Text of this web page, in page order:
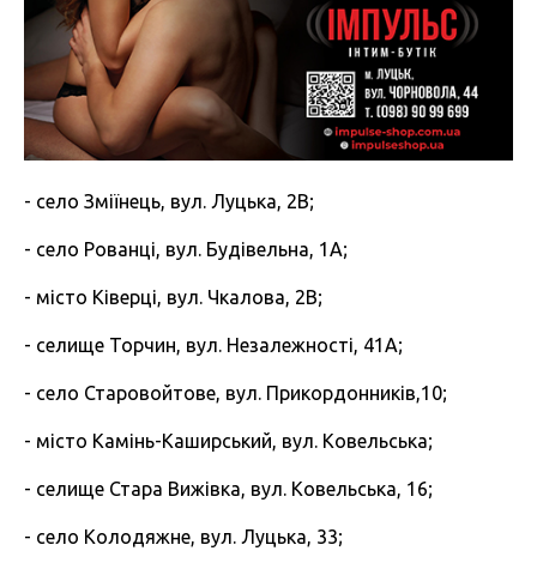
- село Зміїнець, вул. Луцька, 2В;
- село Рованці, вул. Будівельна, 1А;
- місто Ківерці, вул. Чкалова, 2В;
- селище Торчин, вул. Незалежності, 41А;
- село Старовойтове, вул. Прикордонників,10;
- місто Камінь-Каширський, вул. Ковельська;
- селище Стара Вижівка, вул. Ковельська, 16;
- село Колодяжне, вул. Луцька, 33;